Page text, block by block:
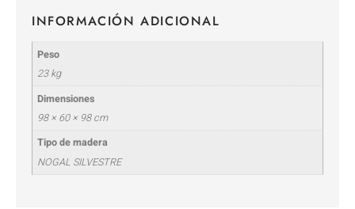
INFORMACIÓN ADICIONAL
Peso
23 kg
Dimensiones
98 × 60 × 98 cm
Tipo de madera
NOGAL SILVESTRE